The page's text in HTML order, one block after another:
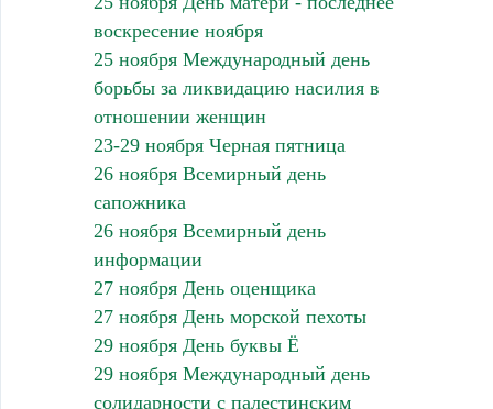
воскресение ноября
25 ноября Международный день
борьбы за ликвидацию насилия в
отношении женщин
23-29 ноября Черная пятница
26 ноября Всемирный день
сапожника
26 ноября Всемирный день
информации
27 ноября День оценщика
27 ноября День морской пехоты
29 ноября День буквы Ё
29 ноября Международный день
солидарности с палестинским